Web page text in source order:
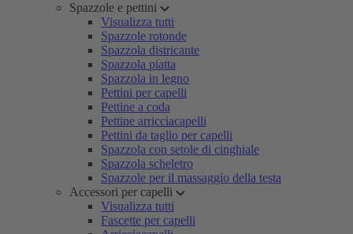
Spazzole e pettini
Visualizza tutti
Spazzole rotonde
Spazzola districante
Spazzola piatta
Spazzola in legno
Pettini per capelli
Pettine a coda
Pettine arricciacapelli
Pettini da taglio per capelli
Spazzola con setole di cinghiale
Spazzola scheletro
Spazzole per il massaggio della testa
Accessori per capelli
Visualizza tutti
Fascette per capelli